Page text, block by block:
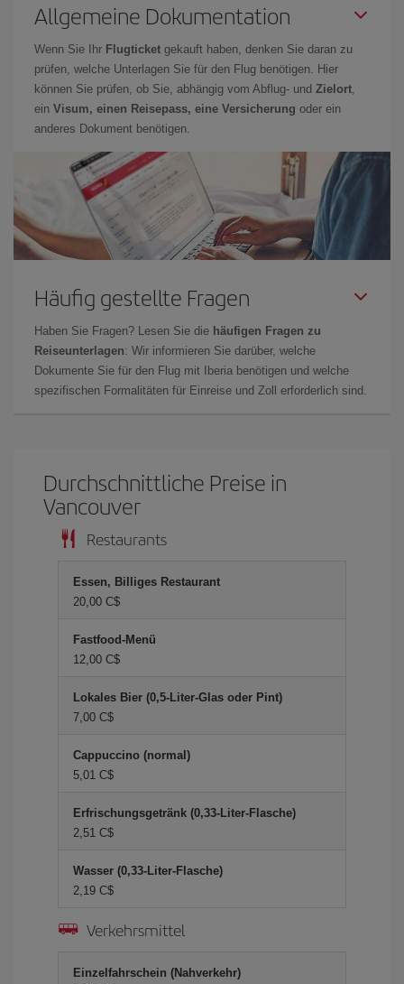
Allgemeine Dokumentation
Wenn Sie Ihr Flugticket gekauft haben, denken Sie daran zu
prüfen, welche Unterlagen Sie für den Flug benötigen. Hier
können Sie prüfen, ob Sie, abhängig vom Abflug- und Zielort
ein Visum, einen Reisepass, eine Versicherung oder ein
anderes Dokument benötigen.
Häufig gestellte Fragen
Haben Sie Fragen? Lesen Sie die häufigen Fragen zu
Reiseunterlagen: Wir informieren Sie darüber, welche
Dokumente Sie für den Flug mit Iberia benötigen und welche
spezifischen Formalitäten für Einreise und Zoll erforderlich sind.
Durchschnittliche Preise in
Vancouver
Restaurants
Essen, Billiges Restaurant
20,00 C$
Fastfood-Menü
12,00 C$
Lokales Bier (0,5-Liter-Glas oder Pint)
7,00 C$
Cappuccino (normal)
5,01 C$
Erfrischungsgetränk (0,33-Liter-Flasche)
2,51 C$
Wasser (0,33-Liter-Flasche)
2,19 C$
Verkehrsmittel
Einzelfahrschein (Nahverkehr)